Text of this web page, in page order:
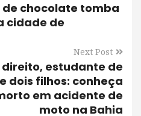
chocolate tomba
cidade de
Next Post
estudante de
dois filhos: conheça
em acidente de
moto na Bahia